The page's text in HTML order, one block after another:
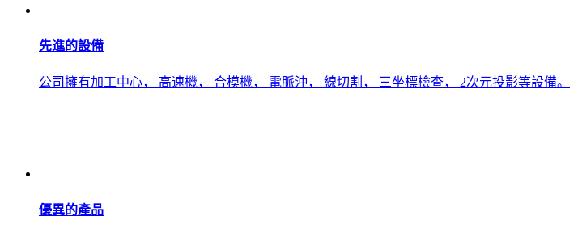
先進的設備
公司擁有加工中心， 高速機， 合模機， 電脈沖， 線切割， 三坐標檢查， 2次元投影等設備。
優異的產品